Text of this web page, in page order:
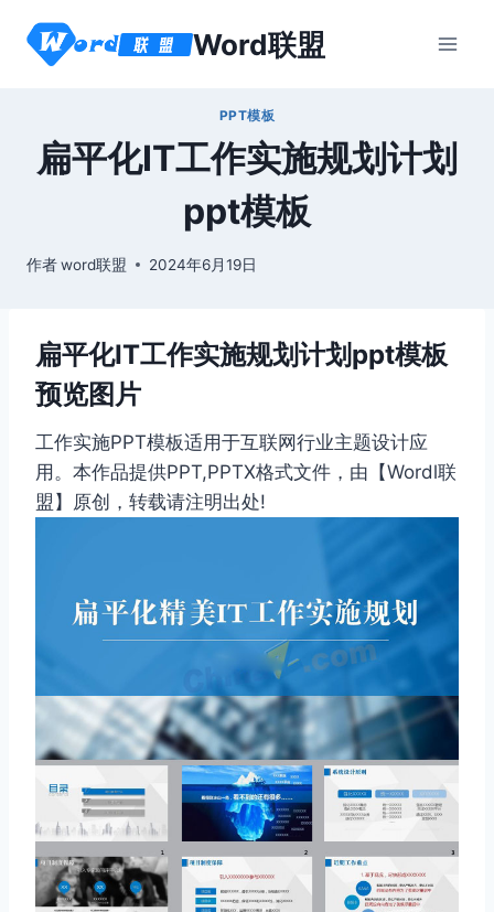
Word联盟
PPT模板
扁平化IT工作实施规划计划
ppt模板
作者word联盟 2024年6月19日
扁平化IT工作实施规划计划ppt模板
预览图片
工作实施PPT模板适用于互联网行业主题设计应
用。本作品提供PPT,PPTX格式文件，由【Wordl联
盟】原创，转载请注明出处!